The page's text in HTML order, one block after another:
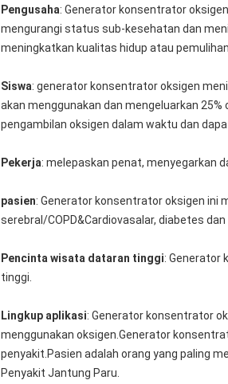
Pengusaha: Generator konsentrator
mengurangi status sub-kesehatan dan
meningkatkan kualitas hidup atau
Siswa: generator konsentrator oksigen
akan menggunakan dan mengeluarkan
pengambilan oksigen dalam waktu dan
Pekerja: melepaskan penat, menyegarkan
pasien: Generator konsentrator oksigen ini
serebral/COPD&Cardiovasalar, diabetes
Pencinta wisata dataran tinggi: Generator
tinggi.
Lingkup aplikasi: Generator konsentrator
menggunakan oksigen.Generator
penyakit.Pasien adalah orang yang paling
Penyakit Jantung Paru.